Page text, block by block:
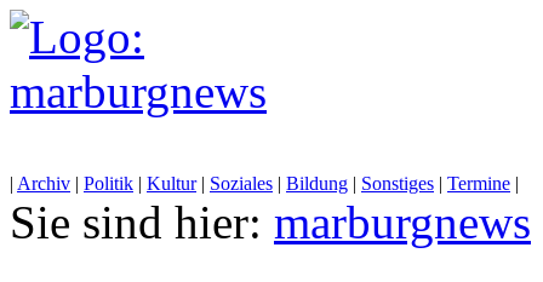
| Archiv | Politik | Kultur| Soziales | Bildung | Sonstiges | Termine |
Sie sind hier: marburgnews